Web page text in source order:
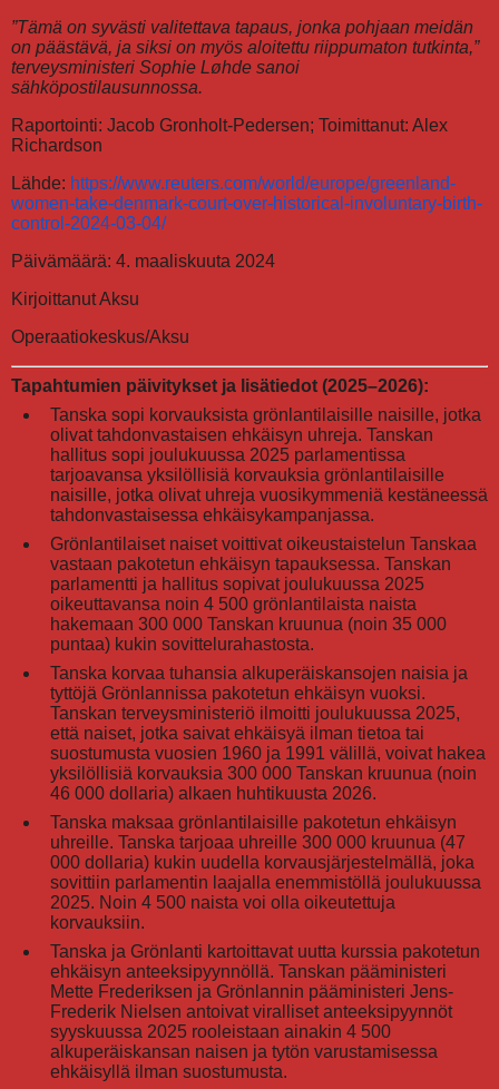
”Tämä on syvästi valitettava tapaus, jonka pohjaan meidän
on päästävä, ja siksi on myös aloitettu riippumaton tutkinta,”
terveysministeri Sophie Løhde sanoi
sähköpostilausunnossa.
Raportointi: Jacob Gronholt-Pedersen; Toimittanut: Alex
Richardson
Lähde: https://www.reuters.com/world/europe/greenland-
women-take-denmark-court-over-historical-involuntary-birth-
control-2024-03-04/
Päivämäärä: 4. maaliskuuta 2024
Kirjoittanut Aksu
Operaatiokeskus/Aksu
Tapahtumien päivitykset ja lisätiedot (2025–2026):
Tanska sopi korvauksista grönlantilaisille naisille, jotka
olivat tahdonvastaisen ehkäisyn uhreja. Tanskan
hallitus sopi joulukuussa 2025 parlamentissa
tarjoavansa yksilöllisiä korvauksia grönlantilaisille
naisille, jotka olivat uhreja vuosikymmeniä kestäneessä
tahdonvastaisessa ehkäisykampanjassa.
Grönlantilaiset naiset voittivat oikeustaistelun Tanskaa
vastaan pakotetun ehkäisyn tapauksessa. Tanskan
parlamentti ja hallitus sopivat joulukuussa 2025
oikeuttavansa noin 4 500 grönlantilaista naista
hakemaan 300 000 Tanskan kruunua (noin 35 000
puntaa) kukin sovittelurahastosta.
Tanska korvaa tuhansia alkuperäiskansojen naisia ja
tyttöjä Grönlannissa pakotetun ehkäisyn vuoksi.
Tanskan terveysministeriö ilmoitti joulukuussa 2025,
että naiset, jotka saivat ehkäisyä ilman tietoa tai
suostumusta vuosien 1960 ja 1991 välillä, voivat hakea
yksilöllisiä korvauksia 300 000 Tanskan kruunua (noin
46 000 dollaria) alkaen huhtikuusta 2026.
Tanska maksaa grönlantilaisille pakotetun ehkäisyn
uhreille. Tanska tarjoaa uhreille 300 000 kruunua (47
000 dollaria) kukin uudella korvausjärjestelmällä, joka
sovittiin parlamentin laajalla enemmistöllä joulukuussa
2025. Noin 4 500 naista voi olla oikeutettuja
korvauksiin.
Tanska ja Grönlanti kartoittavat uutta kurssia pakotetun
ehkäisyn anteeksipyynnöllä. Tanskan pääministeri
Mette Frederiksen ja Grönlannin pääministeri Jens-
Frederik Nielsen antoivat viralliset anteeksipyynnöt
syyskuussa 2025 rooleistaan ainakin 4 500
alkuperäiskansan naisen ja tytön varustamisessa
ehkäisyllä ilman suostumusta.